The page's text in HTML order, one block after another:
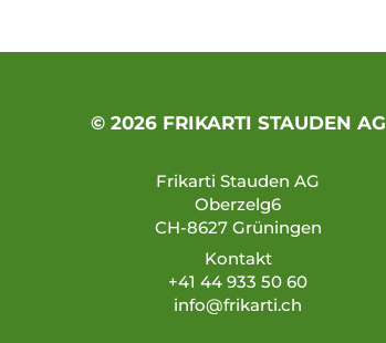
© 2026 FRIKARTI STAUDEN AG
Frikarti Stauden AG
Oberzelg6
CH-8627 Grüningen
Kontakt
+41 44 933 50 60
info@frikarti.ch